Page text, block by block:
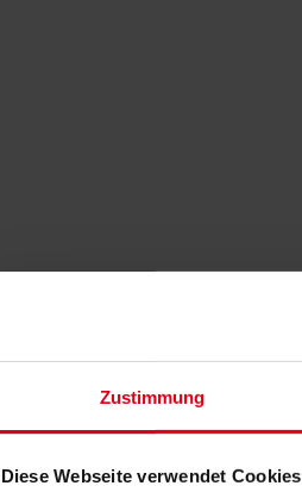
Zustimmung
Diese Webseite verwendet Cookies